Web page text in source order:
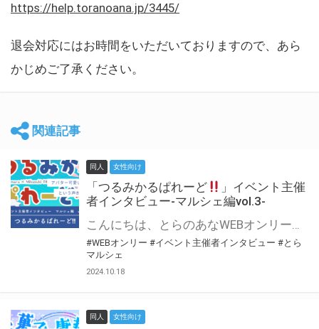
https://help.toranoana.jp/3445/
退会対応にはお時間をいただいておりますので、あら
かじめご了承ください。
関連記事
同人 女性向け
「つるみかるぱれーど
」イベント主催
者インタビュー-マルシェ編vol.3-
こんにちは、とらのあなWEBオンリー運営スタッフです。 新たにお届けする、イベント主催者インタビュー-マルシェ編-は、 とらのあなWEBオンリー「マルシェ」をご利用した主催様に 「マルシェ」を使って開催した感想や心がけをお聞きする企画です。 今回は、WEBオンリー初開催「つるみかるぱれーど
#WEBオンリー #イベント主催者インタビュー #とら
マルシェ
2024.10.18
同人 女性向け